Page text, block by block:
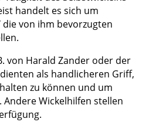
handelt es sich um
von ihm bevorzugten
von Harald Zander oder der
dienten als handlicheren Griff,
zu können und um
Wickelhilfen stellen